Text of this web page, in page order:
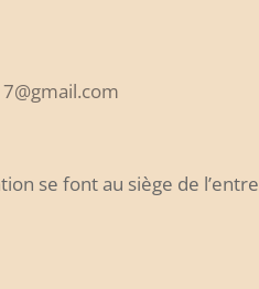
se font au siège de